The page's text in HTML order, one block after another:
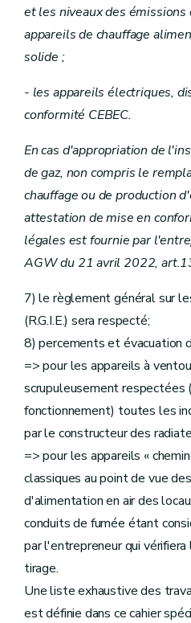
et les niveaux des
appareils de chauffage
solide ;
- les appareils électriques,
conformité CEBEC.
En cas d'appropriation de
de gaz, non compris le
chauffage ou de production
attestation de mise en
légales est fournie par
AGW du 21 avril 2022,
7) le règlement général sur
(R.G.I.E.) sera respecté;
8) percements et évacuation
=> pour les appareils à
scrupuleusement respectées
fonctionnement) toutes les
par le constructeur des
=> pour les appareils «
classiques au point de vue
d'alimentation en air des
conduits de fumée étant
par l'entrepreneur qui
tirage.
Une liste exhaustive des
est définie dans ce cahier